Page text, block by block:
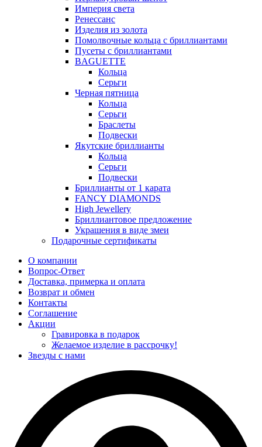
Империя света
Ренессанс
Изделия из золота
Помолвочные кольца с бриллиантами
Пусеты с бриллиантами
BAGUETTE
Кольца
Серьги
Черная пятница
Кольца
Серьги
Браслеты
Подвески
Якутские бриллианты
Кольца
Серьги
Подвески
Бриллианты от 1 карата
FANCY DIAMONDS
High Jewellery
Бриллиантовое предложение
Украшения в виде змеи
Подарочные сертификаты
О компании
Вопрос-Ответ
Доставка, примерка и оплата
Возврат и обмен
Контакты
Соглашение
Акции
Гравировка в подарок
Желаемое изделие в рассрочку!
Звезды с нами